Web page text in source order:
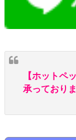
【ホットペ
承っておりま